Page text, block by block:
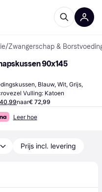
/Zwangerschap &
90x145
Blauw, Wit, Grijs,
Vulling: Katoen
naar€ 72,99
Leer hoe
Prijs incl. levering